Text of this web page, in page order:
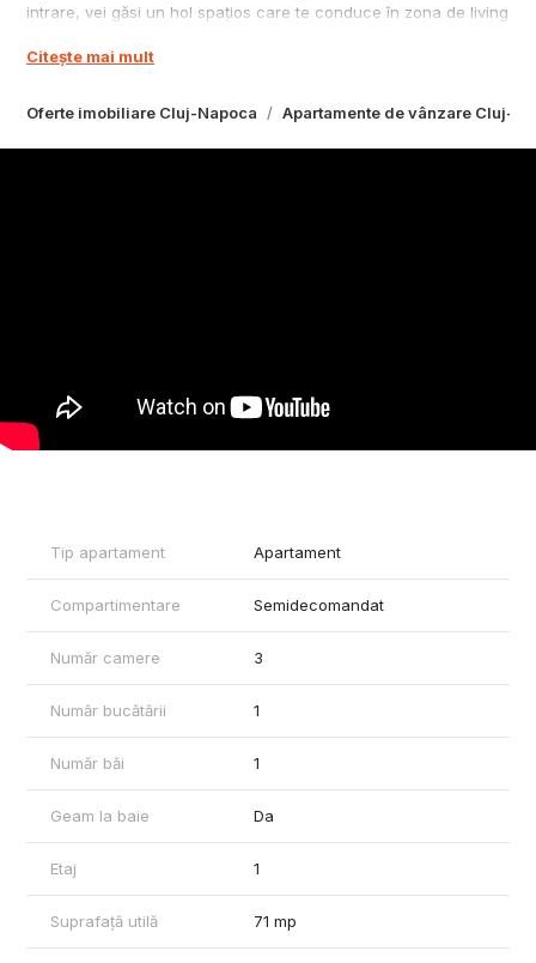
Oferte imobiliare Cluj-Napoca Apartamente de vânzare Cluj-
intrare, vei găsi un hol spațios care te conduce în zona de living
cu electrocasnice de înaltă calitate și mobilier elegant, Dormitor
matrimonial cu dressing. Ieșirea pe balcon/terasă se face din
camera de zi. Apartamentul are centrala proprie si se vinde
complet mobilat si parțial utilat. Acest apartament se află într-o
Citește mai mult
Tip apartament Apartament
Compartimentare Semidecomandat
Număr camere 3
Număr bucătării 1
Număr băi 1
Geam la baie Da
Etaj 1
Suprafață utilă 71 mp